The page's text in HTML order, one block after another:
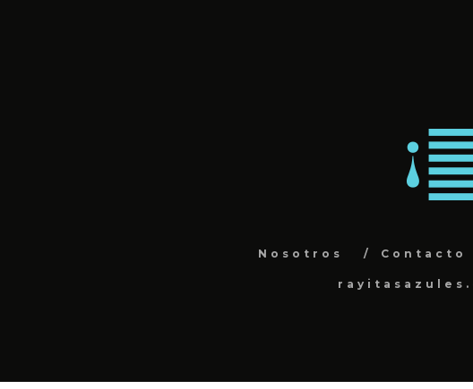
Nosotros Contacto